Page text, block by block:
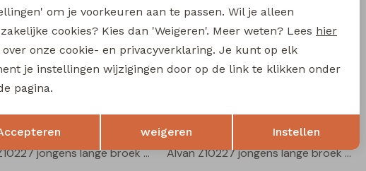
Ravagio
17,99
Alvan Z10227 jongens lange broek Antra
Ravagio
Alvan Z10227 jongens lange broek Grijs midden
Terug Opslaan
om je voorkeuren aan te passen. Wil je alleen
cookies? Kies dan 'Weigeren'. Meer weten? Lees hier
over onze cookie- en privacyverklaring. Je kunt op elk
je instellingen wijzigingen door op de link te klikken onder
pagina.
weigeren Instellen